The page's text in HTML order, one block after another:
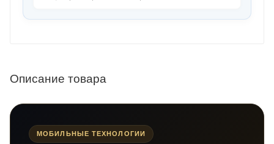
Описание товара
МОБИЛЬНЫЕ ТЕХНОЛОГИИ